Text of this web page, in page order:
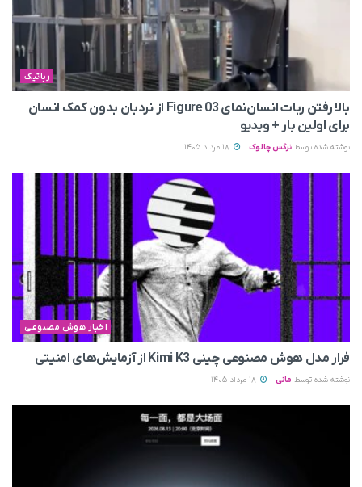
رباتیک
بالا رفتن ربات انسان‌نمای Figure 03 از نردبان بدون کمک انسان
برای اولین بار + ویدیو
نوشته شده توسط نرگس چالوک
اخبار هوش مصنوعی
فرار مدل هوش مصنوعی چینی Kimi K3 از آزمایش‌های امنیتی
نوشته شده توسط مانی